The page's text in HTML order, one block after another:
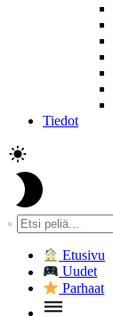
Tiedot
Etusivu
Uudet
Parhaat